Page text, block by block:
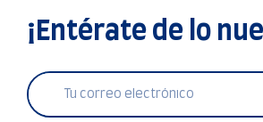
¡Entérate de lo